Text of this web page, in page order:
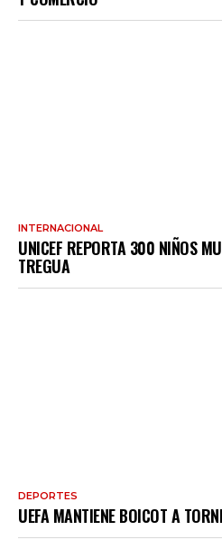
INTERNACIONAL
UNICEF REPORTA 300 NIÑOS
TREGUA
DEPORTES
UEFA MANTIENE BOICOT A